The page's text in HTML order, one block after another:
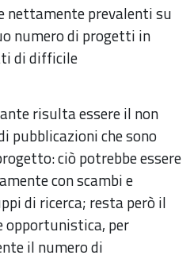
nettamente prevalenti su
numero di progetti in
di difficile
risulta essere il non
pubblicazioni che sono
ciò potrebbe essere
con scambi e
di ricerca; resta però il
opportunistica, per
il numero di